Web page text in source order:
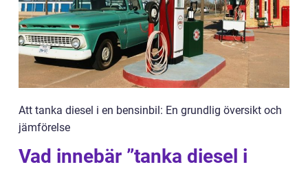
Att tanka diesel i en bensinbil: En grundlig översikt och
jämförelse
Vad innebär ”tanka diesel i